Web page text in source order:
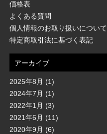
価格表
よくある質問
個人情報のお取り扱いについて
特定商取引法に基づく表記
アーカイブ
2025年8月 (1)
2024年7月 (1)
2022年1月 (3)
2021年6月 (11)
2020年9月 (6)